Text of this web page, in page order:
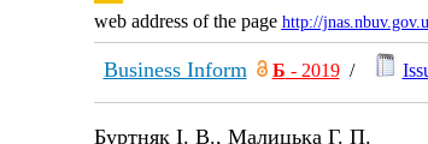
web address of the page http://
Business Inform Б - 2019/
Буртняк І. В., Малицька Г. П.